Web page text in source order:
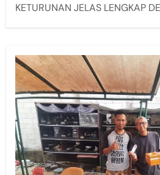
KETURUNAN JELAS LENGKAP